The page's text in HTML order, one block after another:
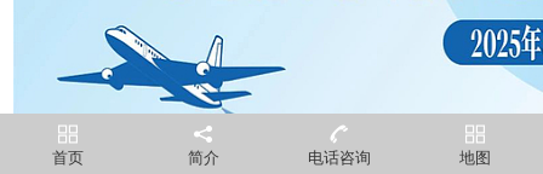
首页 简介 电话咨询 地图